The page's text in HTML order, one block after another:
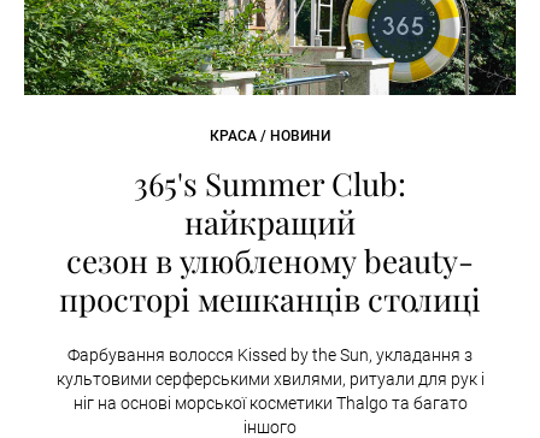
КРАСА / НОВИНИ
365's Summer Club:
найкращий
сезон в улюбленому beauty-
просторі мешканців столиці
Фарбування волосся Kissed by the Sun, укладання з
культовими серферськими хвилями, ритуали для рук і
ніг на основі морської косметики Thalgo та багато
іншого